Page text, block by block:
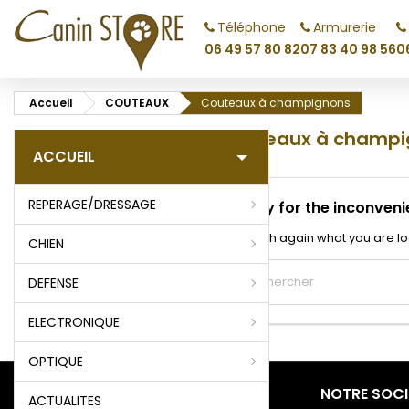
Téléphone
06 49 57 80 82
Armurerie
07 83 40 98 56
Accueil COUTEAUX Couteaux à champignons
ACCUEIL
REPERAGE/DRESSAGE
CHIEN
DEFENSE
ELECTRONIQUE
OPTIQUE
ACTUALITES
Couteaux à
Sorry for the
Search again what you are
PRODUITS NOTRE